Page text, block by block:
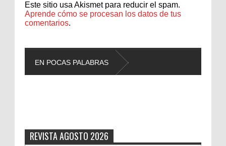
Este sitio usa Akismet para reducir el spam.
Aprende cómo se procesan los datos de tus
comentarios.
EN POCAS PALABRAS
REVISTA AGOSTO 2026